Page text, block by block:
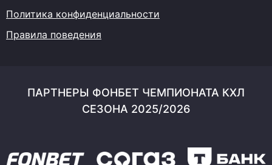
Политика конфиденциальности
Правила поведения
ПАРТНЕРЫ ФОНБЕТ ЧЕМПИОНАТА КХЛ
СЕЗОНА 2025/2026